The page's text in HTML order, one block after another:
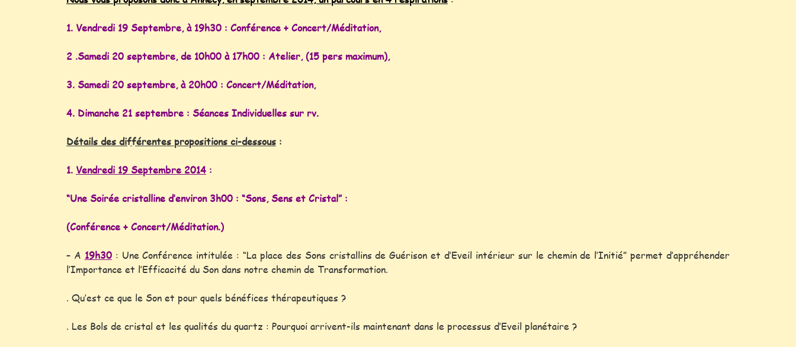
1. Vendredi 19 Septembre, à 19h30 : Conférence + Concert/Méditation,
2 .Samedi 20 septembre, de 10h00 à 17h00 : Atelier, (15 pers maximum),
3. Samedi 20 septembre, à 20h00 : Concert/Méditation,
4. Dimanche 21 septembre : Séances Individuelles sur rv.
Détails des différentes propositions ci-dessous :
1. Vendredi 19 Septembre 2014 :
“Une Soirée cristalline d’environ 3h00 : “Sons, Sens et Cristal” :
(Conférence + Concert/Méditation.)
– A 19h30: Une Conférence intitulée : “La place des Sons cristallins de Guérison et d’Eveil intérieur sur le chemin de l’Initié” permet d’appréhender
l’Importance et l’Efficacité du Son dans notre chemin de Transformation.
. Qu’est ce que le Son et pour quels bénéfices thérapeutiques ?
. Les Bols de cristal et les qualités du quartz : Pourquoi arrivent-ils maintenant dans le processus d’Eveil planétaire ?